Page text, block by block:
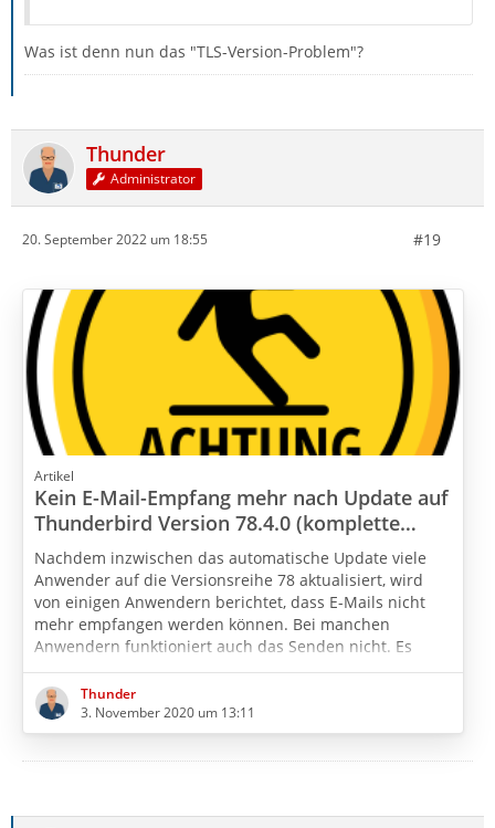
Was ist denn nun das "TLS-Version-Problem"?
Thunder
Administrator
20. September 2022 um 18:55 #19
Artikel
Kein E-Mail-Empfang mehr nach Update auf
Thunderbird Version 78.4.0 (komplette
Versionsreihe 78 ist betroffen)
Nachdem inzwischen das automatische Update viele
Anwender auf die Versionsreihe 78 aktualisiert, wird
von einigen Anwendern berichtet, dass E-Mails nicht
mehr empfangen werden können. Bei manchen
Anwendern funktioniert auch das Senden nicht. Es
handelt sich dabei meist um eines von 2 Problemen, die
hier im Folgenden kurz erklärt werden. Außerdem wird
auf die passenden Lösungen zu den beiden Problemen
verwiesen.
Thunder
3. November 2020 um 13:11